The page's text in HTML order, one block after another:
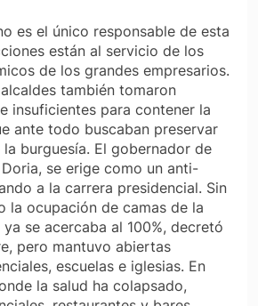
es el único responsable de esta
están al servicio de los
de los grandes empresarios.
también tomaron
insuficientes para contener la
ante todo buscaban preservar
la burguesía. El gobernador de
se erige como un anti-
a la carrera presidencial. Sin
la ocupación de camas de la
se acercaba al 100%, decretó
pero mantuvo abiertas
escuelas e iglesias. En
la salud ha colapsado,